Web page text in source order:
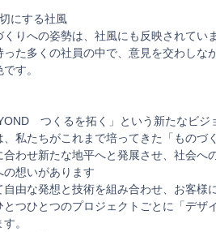
にする社風
くりへの姿勢は、社風にも反映されてい
った多くの社員の中で、意見を交わしな
す。
　つくるを拓く」という新たなビジ
、私たちがこれまで培ってきた「ものづ
合わせ新たな地平へと発展させ、社会へ
の想いがあります
自由な発想と技術を組み合わせ、お客様
とつひとつのプロジェクトごとに「デザ
。